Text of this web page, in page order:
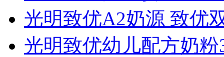
光明致优A2奶源 致优
光明致优幼儿配方奶